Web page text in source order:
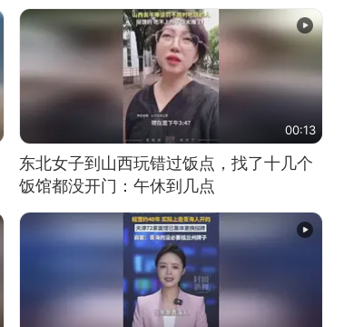
00:13
东北女子到山西玩错过饭点，找了十几个
饭馆都没开门：午休到几点